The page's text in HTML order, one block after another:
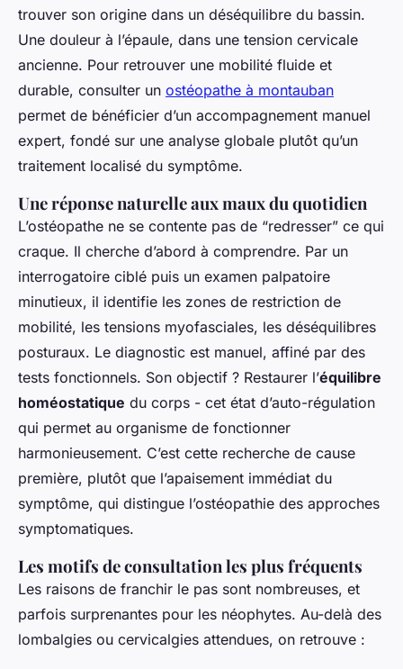
trouver son origine dans un déséquilibre du bassin.
Une douleur à l’épaule, dans une tension cervicale
ancienne. Pour retrouver une mobilité fluide et
durable, consulter un ostéopathe à montauban
permet de bénéficier d’un accompagnement manuel
expert, fondé sur une analyse globale plutôt qu’un
traitement localisé du symptôme.
Une réponse naturelle aux maux du quotidien
L’ostéopathe ne se contente pas de “redresser” ce qui
craque. Il cherche d’abord à comprendre. Par un
interrogatoire ciblé puis un examen palpatoire
minutieux, il identifie les zones de restriction de
mobilité, les tensions myofasciales, les déséquilibres
posturaux. Le diagnostic est manuel, affiné par des
tests fonctionnels. Son objectif ? Restaurer l’équilibre
homéostatique du corps - cet état d’auto-régulation
qui permet au organisme de fonctionner
harmonieusement. C’est cette recherche de cause
première, plutôt que l’apaisement immédiat du
symptôme, qui distingue l’ostéopathie des approches
symptomatiques.
Les motifs de consultation les plus fréquents
Les raisons de franchir le pas sont nombreuses, et
parfois surprenantes pour les néophytes. Au-delà des
lombalgies ou cervicalgies attendues, on retrouve :